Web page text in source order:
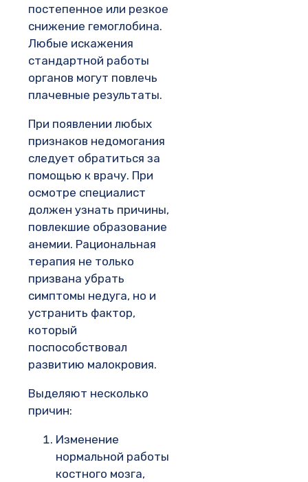
постепенное или резкое
снижение гемоглобина.
Любые искажения
стандартной работы
органов могут повлечь
плачевные результаты.
При появлении любых
признаков недомогания
следует обратиться за
помощью к врачу. При
осмотре специалист
должен узнать причины,
повлекшие образование
анемии. Рациональная
терапия не только
призвана убрать
симптомы недуга, но и
устранить фактор,
который
поспособствовал
развитию малокровия.
Выделяют несколько
причин:
Изменение
нормальной работы
костного мозга,